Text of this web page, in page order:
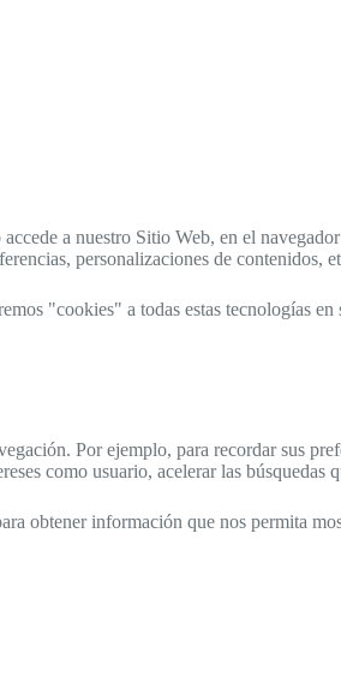
a nuestro Sitio Web, en el
personalizaciones de contenidos,
"cookies" a todas estas tecnologías en
Por ejemplo, para recordar sus
como usuario, acelerar las búsquedas
obtener información que nos permita